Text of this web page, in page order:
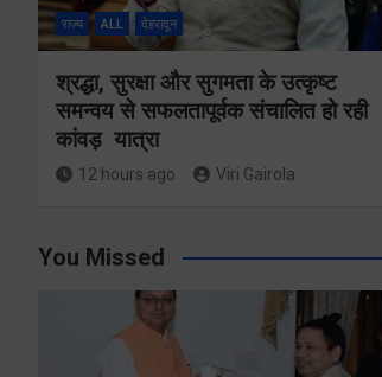
राज्य ALL देहरादून
श्रद्धा, सुरक्षा और सुगमता के उत्कृष्ट
समन्वय से सफलतापूर्वक संचालित हो रही
कांवड़ यात्रा
12 hours ago Viri Gairola
You Missed